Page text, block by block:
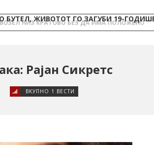
БУТЕЛ, ЖИВОТОТ ГО ЗАГУБИ 19-
Рајан Сикретс
ВКУПНО 1 ВЕСТИ